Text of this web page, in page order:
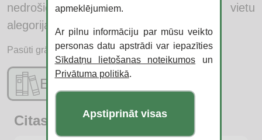
nedrošie mūri” ir šo savādo laiku un vietu
alegorija.
Pasūti grāmatu:
E-katalogs
Citas jaunās grāmatas
apmeklējumiem.
Ar pilnu informāciju par mūsu veikto
personas datu apstrādi var iepazīties
Sīkdatņu lietošanas noteikumos un
Privātuma politikā.
Apstiprināt visas